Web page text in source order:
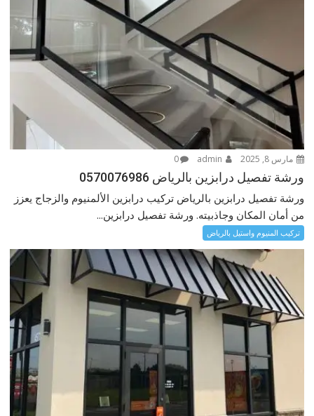
مارس 8, 2025 0
ورشة تفصيل درابزين بالرياض 0570076986
ورشة تفصيل درابزين بالرياض تركيب درابزين الألمنيوم والزجاج يعزز
من أمان المكان وجاذبيته. ورشة تفصيل درابزين...
تركيب المنيوم واستيل بالرياض